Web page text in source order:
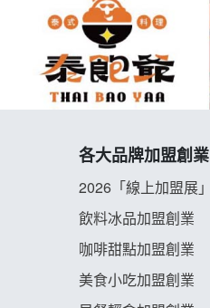
各大品牌加盟創業
2026「線上加盟展」
飲料冰品加盟創業
咖啡甜點加盟創業
美食小吃加盟創業